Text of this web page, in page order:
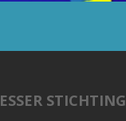
ESSER STICHTING